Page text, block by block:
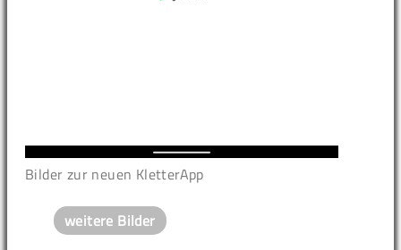
Bilder zur neuen KletterApp
weitere Bilder